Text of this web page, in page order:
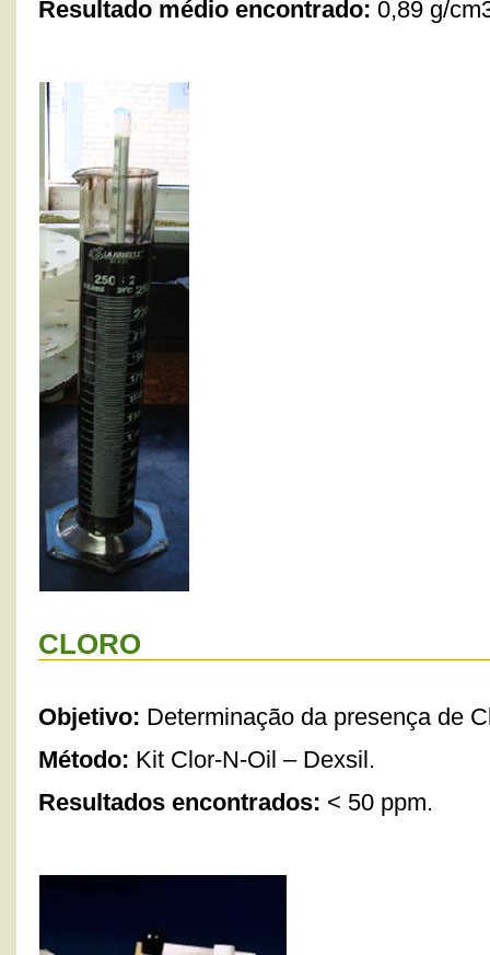
Resultado médio encontrado: 0,89 g/
CLORO
Objetivo: Determinação da presença de
Método: Kit Clor-N-Oil – Dexsil.
Resultados encontrados: < 50 ppm.